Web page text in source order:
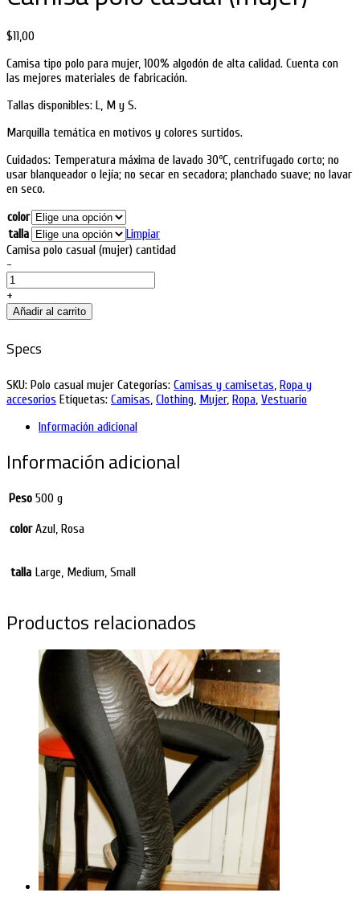
$11,00
Camisa tipo polo para mujer, 100% algodón de alta calidad. Cuenta con
las mejores materiales de fabricación.
Tallas disponibles: L, M y S.
Marquilla temática en motivos y colores surtidos.
Cuidados: Temperatura máxima de lavado 30ºC, centrifugado corto; no
usar blanqueador o lejía; no secar en secadora; planchado suave; no lavar
en seco.
color
talla
Limpiar
Camisa polo casual (mujer) cantidad
-
+
Añadir al carrito
Specs
SKU: Polo casual mujer Categorías: Camisas y camisetas, Ropa y
accesorios Etiquetas: Camisas, Clothing, Mujer, Ropa, Vestuario
Información adicional
Información adicional
Peso 500 g
color Azul, Rosa
talla Large, Medium, Small
Productos relacionados